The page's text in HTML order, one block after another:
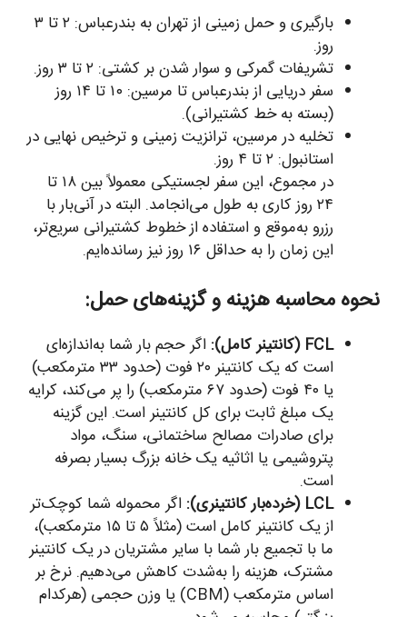
بارگیری و حمل زمینی از تهران به بندرعباس: ۲ تا ۳
روز.
تشریفات گمرکی و سوار شدن بر کشتی: ۲ تا ۳ روز.
سفر دریایی از بندرعباس تا مرسین: ۱۰ تا ۱۴ روز
(بسته به خط کشتیرانی).
تخلیه در مرسین، ترانزیت زمینی و ترخیص نهایی در
استانبول: ۲ تا ۴ روز.
در مجموع، این سفر لجستیکی معمولاً بین ۱۸ تا
۲۴ روز کاری به طول می‌انجامد. البته در آنی‌بار با
رزرو به‌موقع و استفاده از خطوط کشتیرانی سریع‌تر،
این زمان را به حداقل ۱۶ روز نیز رسانده‌ایم.
نحوه محاسبه هزینه و گزینه‌های حمل:
FCL (کانتینر کامل):
اگر حجم بار شما به‌اندازه‌ای
است که یک کانتینر ۲۰ فوت (حدود ۳۳ مترمکعب)
یا ۴۰ فوت (حدود ۶۷ مترمکعب) را پر می‌کند، کرایه
یک مبلغ ثابت برای کل کانتینر است. این گزینه
برای صادرات مصالح ساختمانی، سنگ، مواد
پتروشیمی یا اثاثیه یک خانه بزرگ بسیار بصرفه
است.
LCL (خرده‌بار کانتینری):
اگر محموله شما کوچک‌تر
از یک کانتینر کامل است (مثلاً ۵ تا ۱۵ مترمکعب)،
ما با تجمیع بار شما با سایر مشتریان در یک کانتینر
مشترک، هزینه را به‌شدت کاهش می‌دهیم. نرخ بر
اساس مترمکعب (CBM) یا وزن حجمی (هرکدام